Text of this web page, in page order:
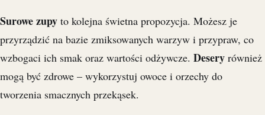
Surowe zupy to kolejna świetna propozycja. Możesz je
przyrządzić na bazie zmiksowanych warzyw i przypraw, co
wzbogaci ich smak oraz wartości odżywcze. Desery również
mogą być zdrowe – wykorzystuj owoce i orzechy do
tworzenia smacznych przekąsek.